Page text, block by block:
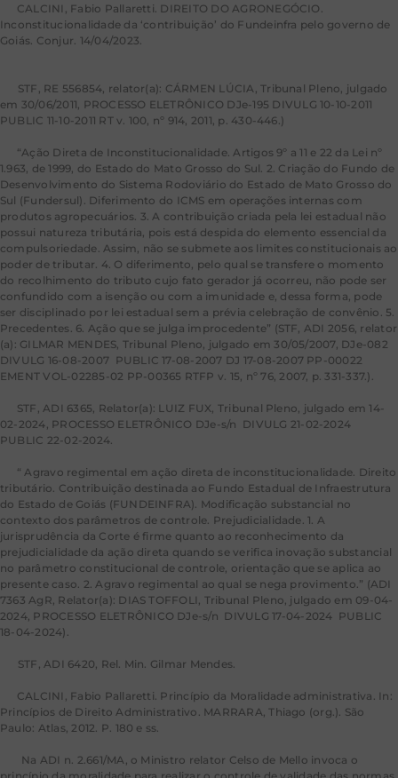
CALCINI, Fabio Pallaretti. DIREITO DO AGRONEGÓCIO.
Inconstitucionalidade da ‘contribuição’ do Fundeinfra pelo governo de
Goiás. Conjur. 14/04/2023.
STF, RE 556854, relator(a): CÁRMEN LÚCIA, Tribunal Pleno, julgado
em 30/06/2011, PROCESSO ELETRÔNICO DJe-195 DIVULG 10-10-2011
PUBLIC 11-10-2011 RT v. 100, nº 914, 2011, p. 430-446.)
“Ação Direta de Inconstitucionalidade. Artigos 9º a 11 e 22 da Lei nº
1.963, de 1999, do Estado do Mato Grosso do Sul. 2. Criação do Fundo de
Desenvolvimento do Sistema Rodoviário do Estado de Mato Grosso do
Sul (Fundersul). Diferimento do ICMS em operações internas com
produtos agropecuários. 3. A contribuição criada pela lei estadual não
possui natureza tributária, pois está despida do elemento essencial da
compulsoriedade. Assim, não se submete aos limites constitucionais ao
poder de tributar. 4. O diferimento, pelo qual se transfere o momento
do recolhimento do tributo cujo fato gerador já ocorreu, não pode ser
confundido com a isenção ou com a imunidade e, dessa forma, pode
ser disciplinado por lei estadual sem a prévia celebração de convênio. 5.
Precedentes. 6. Ação que se julga improcedente” (STF, ADI 2056, relator
(a): GILMAR MENDES, Tribunal Pleno, julgado em 30/05/2007, DJe-082
DIVULG 16-08-2007 PUBLIC 17-08-2007 DJ 17-08-2007 PP-00022
EMENT VOL-02285-02 PP-00365 RTFP v. 15, nº 76, 2007, p. 331-337.).
STF, ADI 6365, Relator(a): LUIZ FUX, Tribunal Pleno, julgado em 14-
02-2024, PROCESSO ELETRÔNICO DJe-s/n DIVULG 21-02-2024
PUBLIC 22-02-2024.
“ Agravo regimental em ação direta de inconstitucionalidade. Direito
tributário. Contribuição destinada ao Fundo Estadual de Infraestrutura
do Estado de Goiás (FUNDEINFRA). Modificação substancial no
contexto dos parâmetros de controle. Prejudicialidade. 1. A
jurisprudência da Corte é firme quanto ao reconhecimento da
prejudicialidade da ação direta quando se verifica inovação substancial
no parâmetro constitucional de controle, orientação que se aplica ao
presente caso. 2. Agravo regimental ao qual se nega provimento.” (ADI
7363 AgR, Relator(a): DIAS TOFFOLI, Tribunal Pleno, julgado em 09-04-
2024, PROCESSO ELETRÔNICO DJe-s/n DIVULG 17-04-2024 PUBLIC
18-04-2024).
STF, ADI 6420, Rel. Min. Gilmar Mendes.
CALCINI, Fabio Pallaretti. Princípio da Moralidade administrativa. In:
Princípios de Direito Administrativo. MARRARA, Thiago (org.). São
Paulo: Atlas, 2012. P. 180 e ss.
Na ADI n. 2.661/MA, o Ministro relator Celso de Mello invoca o